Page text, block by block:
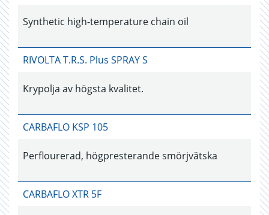
Synthetic high-temperature chain oil
RIVOLTA T.R.S. Plus SPRAY S
Krypolja av högsta kvalitet.
CARBAFLO KSP 105
Perflourerad, högpresterande smörjvätska
CARBAFLO XTR 5F